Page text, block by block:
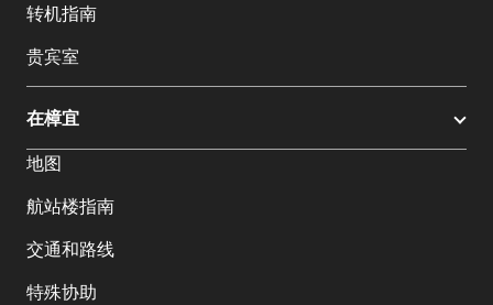
择
言:
转机指南
贵宾室
在樟宜
地图
航站楼指南
交通和路线
特殊协助